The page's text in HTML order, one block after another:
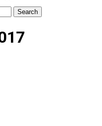
Search